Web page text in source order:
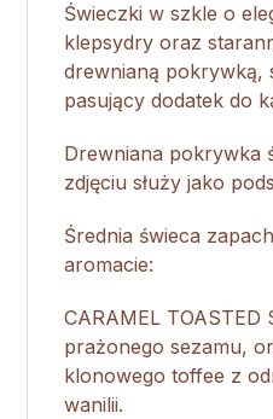
Świeczki w szkle o
klepsydry oraz
drewnianą pokrywką,
pasujący dodatek do
Drewniana pokrywka
zdjęciu służy jako
Średnia świeca
aromacie:
CARAMEL TOASTED
prażonego sezamu,
klonowego toffee z
wanilii.